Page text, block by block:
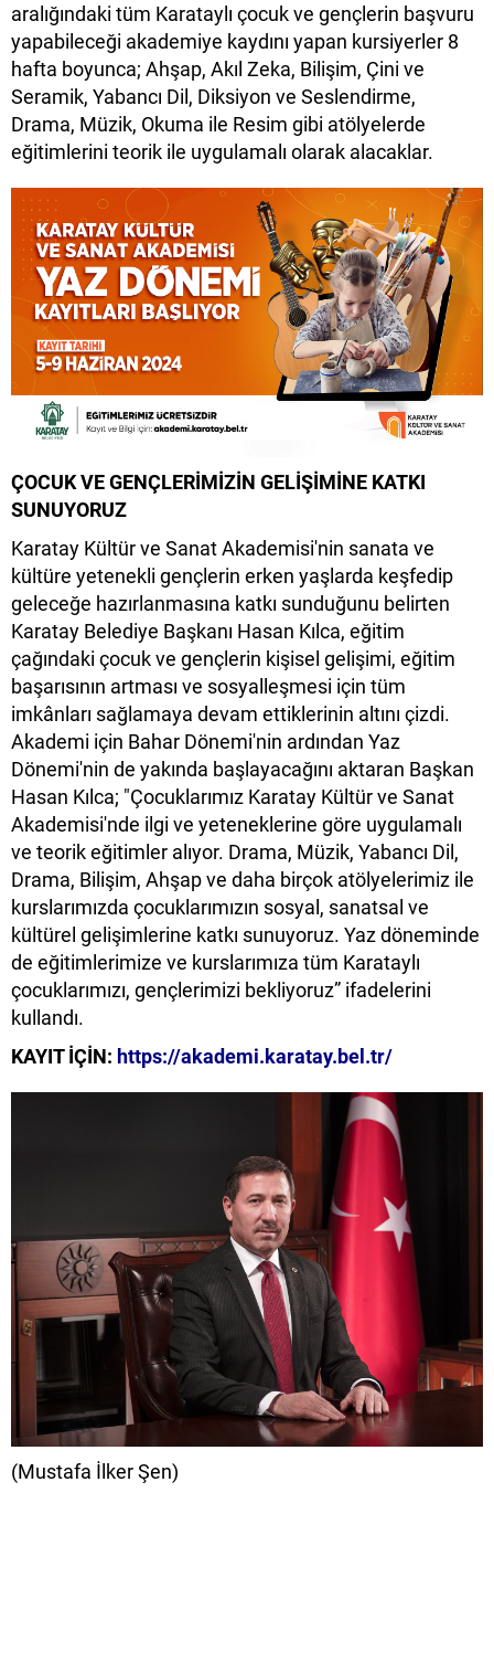
aralığındaki tüm Karataylı çocuk ve gençlerin başvuru
yapabileceği akademiye kaydını yapan kursiyerler 8
hafta boyunca; Ahşap, Akıl Zeka, Bilişim, Çini ve
Seramik, Yabancı Dil, Diksiyon ve Seslendirme,
Drama, Müzik, Okuma ile Resim gibi atölyelerde
eğitimlerini teorik ile uygulamalı olarak alacaklar.
ÇOCUK VE GENÇLERİMİZİN GELİŞİMİNE KATKI
SUNUYORUZ
Karatay Kültür ve Sanat Akademisi'nin sanata ve
kültüre yetenekli gençlerin erken yaşlarda keşfedip
geleceğe hazırlanmasına katkı sunduğunu belirten
Karatay Belediye Başkanı Hasan Kılca, eğitim
çağındaki çocuk ve gençlerin kişisel gelişimi, eğitim
başarısının artması ve sosyalleşmesi için tüm
imkânları sağlamaya devam ettiklerinin altını çizdi.
Akademi için Bahar Dönemi'nin ardından Yaz
Dönemi'nin de yakında başlayacağını aktaran Başkan
Hasan Kılca; "Çocuklarımız Karatay Kültür ve Sanat
Akademisi'nde ilgi ve yeteneklerine göre uygulamalı
ve teorik eğitimler alıyor. Drama, Müzik, Yabancı Dil,
Drama, Bilişim, Ahşap ve daha birçok atölyelerimiz ile
kurslarımızda çocuklarımızın sosyal, sanatsal ve
kültürel gelişimlerine katkı sunuyoruz. Yaz döneminde
de eğitimlerimize ve kurslarımıza tüm Karataylı
çocuklarımızı, gençlerimizi bekliyoruz” ifadelerini
kullandı.
KAYIT İÇİN: https://akademi.karatay.bel.tr/
(Mustafa İlker Şen)